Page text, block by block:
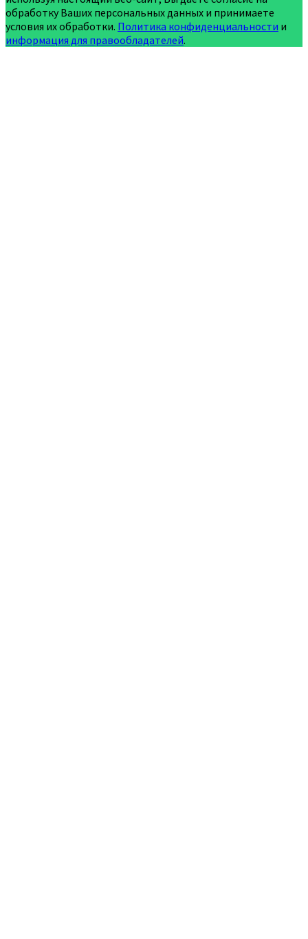
обработку Ваших персональных данных и принимаете
условия их обработки. Политика конфиденциальности и
информация для правообладателей.